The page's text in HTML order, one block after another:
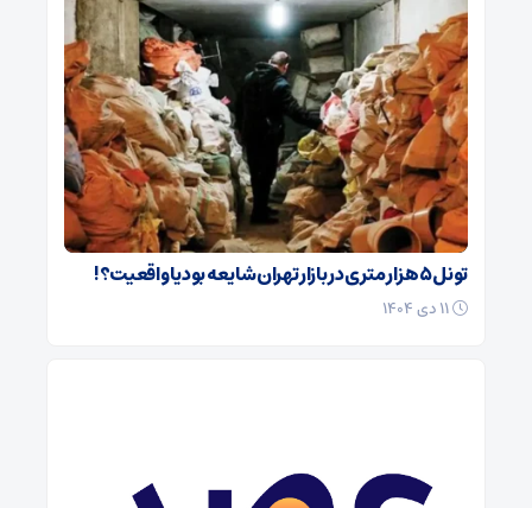
تونل ۵ هزار متری در بازار تهران شایعه بود یا واقعیت؟!